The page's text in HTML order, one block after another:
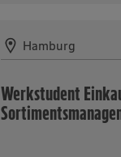
Hamburg
Werkstudent